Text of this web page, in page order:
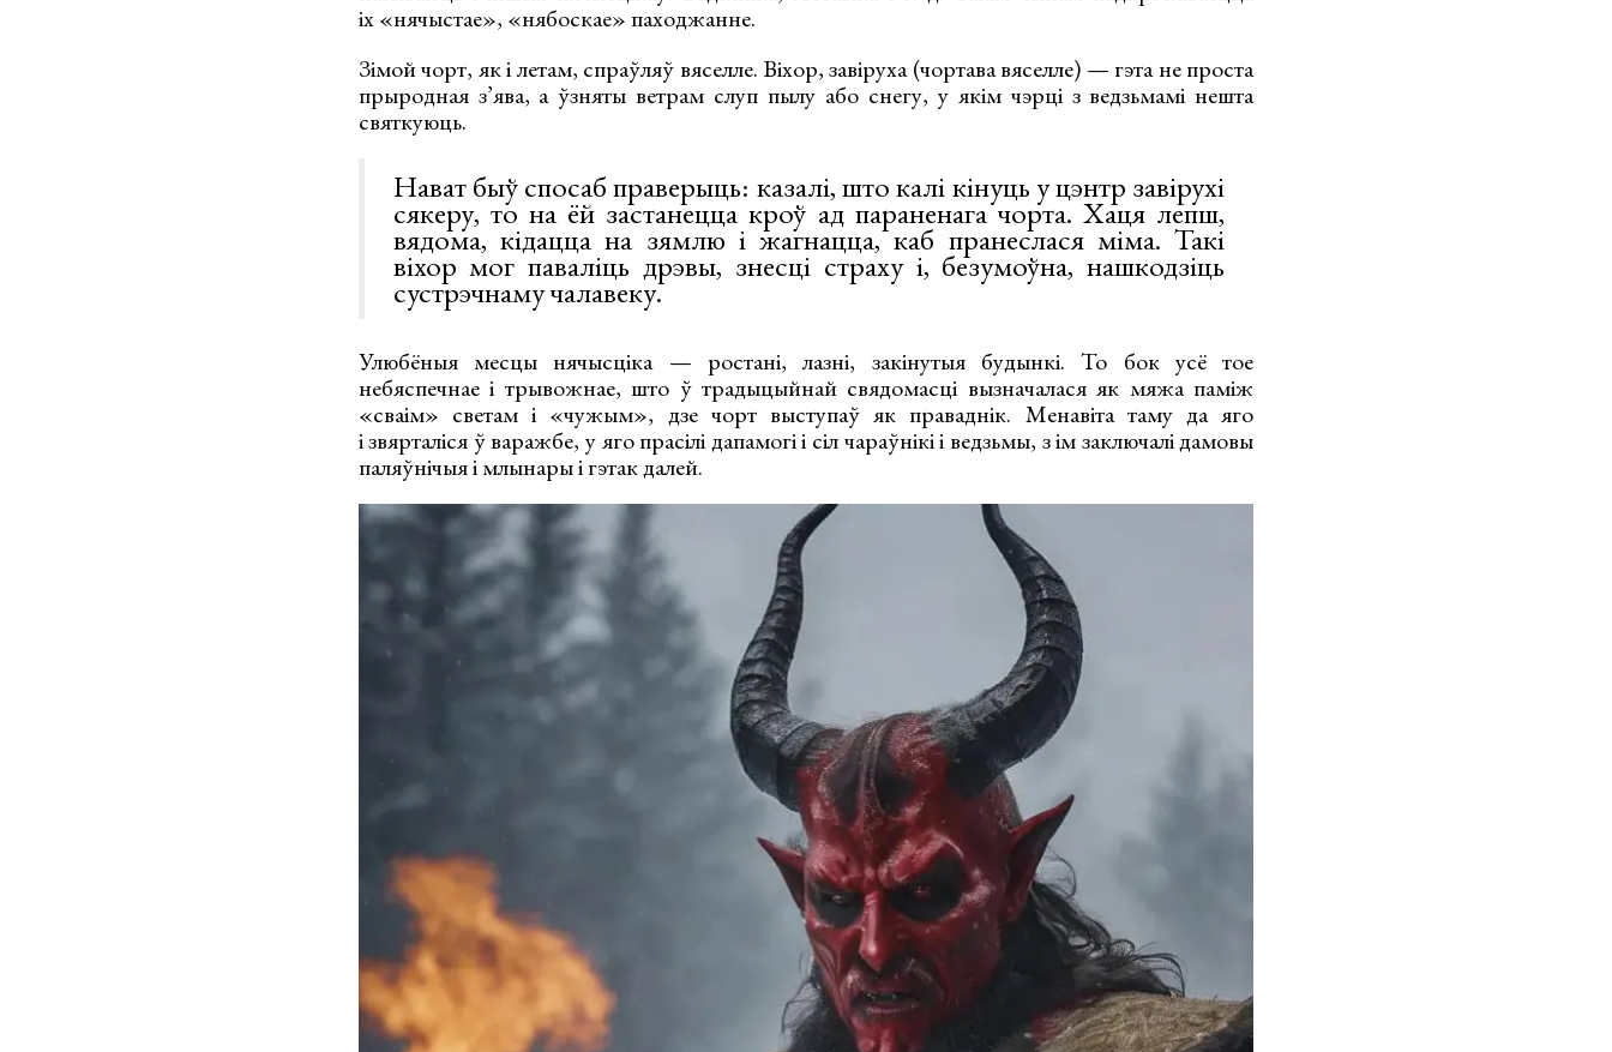
іх «нячыстае», «нябоскае» паходжанне.
Зімой чорт, як і летам, спраўляў вяселле. Віхор, завіруха (чортава вяселле) — гэта не проста
прыродная з’ява, а ўзняты ветрам слуп пылу або снегу, у якім чэрці з ведзьмамі нешта
святкуюць.
Нават быў спосаб праверыць: казалі, што калі кінуць у цэнтр завірухі
сякеру, то на ёй застанецца кроў ад параненага чорта. Хаця лепш,
вядома, кідацца на зямлю і жагнацца, каб пранеслася міма. Такі
віхор мог паваліць дрэвы, знесці страху і, безумоўна, нашкодзіць
сустрэчнаму чалавеку.
Улюбёныя месцы нячысціка — ростані, лазні, закінутыя будынкі. То бок усё тое
небяспечнае і трывожнае, што ў традыцыйнай свядомасці вызначалася як мяжа паміж
«сваім» светам і «чужым», дзе чорт выступаў як праваднік. Менавіта таму да яго
і звярталіся ў варажбе, у яго прасілі дапамогі і сіл чараўнікі і ведзьмы, з ім заключалі дамовы
паляўнічыя і млынары і гэтак далей.